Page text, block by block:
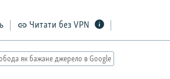
Читати без VPN
як бажане джерело в Google